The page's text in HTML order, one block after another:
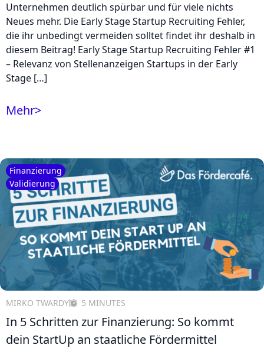
Unternehmen deutlich spürbar und für viele nichts
Neues mehr. Die Early Stage Startup Recruiting Fehler,
die ihr unbedingt vermeiden solltet findet ihr deshalb in
diesem Beitrag! Early Stage Startup Recruiting Fehler #1
– Relevanz von Stellenanzeigen Startups in der Early
Stage […]
Mehr>
Finanzierung
Validierung
MIRKO TWARDY 5 MINUTES
In 5 Schritten zur Finanzierung: So kommt
dein StartUp an staatliche Fördermittel